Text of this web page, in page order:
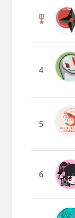
4
5
6